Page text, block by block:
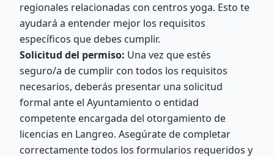
regionales relacionadas con centros yoga. Esto te
ayudará a entender mejor los requisitos
específicos que debes cumplir.
Solicitud del permiso: Una vez que estés
seguro/a de cumplir con todos los requisitos
necesarios, deberás presentar una solicitud
formal ante el Ayuntamiento o entidad
competente encargada del otorgamiento de
licencias en Langreo. Asegúrate de completar
correctamente todos los formularios requeridos y